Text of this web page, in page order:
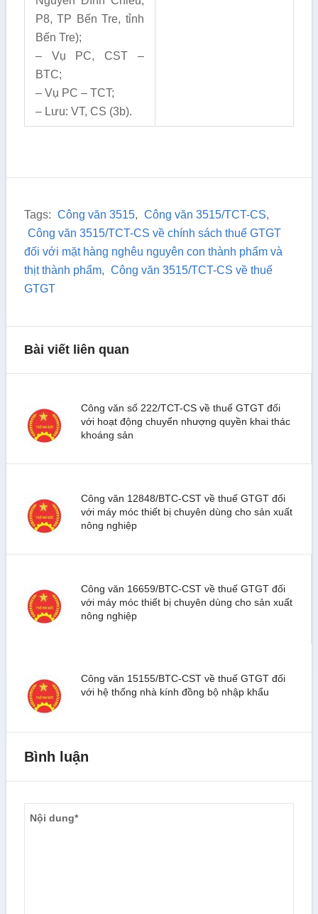
P8, TP Bến Tre, tỉnh
Bến Tre);
– Vụ PC, CST –
BTC;
– Vụ PC – TCT;
– Lưu: VT, CS (3b).
Tags: Công văn 3515, Công văn 3515/TCT-CS,
Công văn 3515/TCT-CS về chính sách thuế GTGT
đối với mặt hàng nghêu nguyên con thành phẩm và
thịt thành phẩm, Công văn 3515/TCT-CS về thuế
GTGT
Bài viết liên quan
Công văn số 222/TCT-CS về thuế GTGT đối
với hoạt động chuyển nhượng quyền khai thác
khoáng sản
Công văn 12848/BTC-CST về thuế GTGT đối
với máy móc thiết bị chuyên dùng cho sản xuất
nông nghiệp
Công văn 16659/BTC-CST về thuế GTGT đối
với máy móc thiết bị chuyên dùng cho sản xuất
nông nghiệp
Công văn 15155/BTC-CST về thuế GTGT đối
với hệ thống nhà kính đồng bộ nhập khẩu
Bình luận